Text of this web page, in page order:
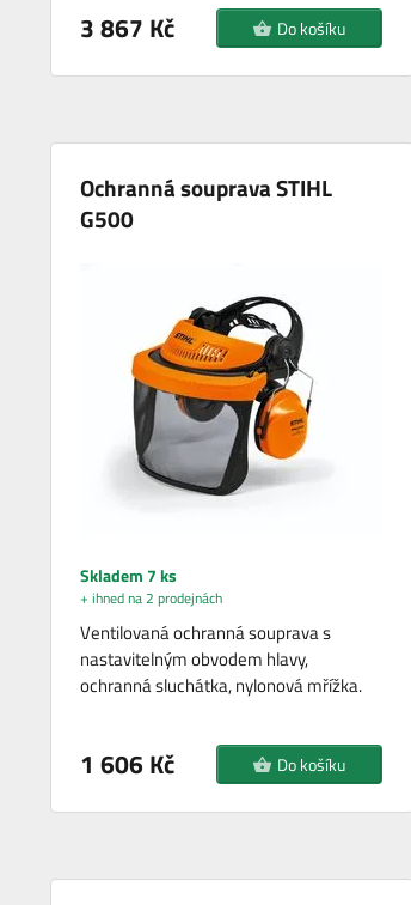
3 867 Kč Do košíku
Ochranná souprava STIHL
G500
Skladem 7 ks
+ ihned na 2 prodejnách
Ventilovaná ochranná souprava s
nastavitelným obvodem hlavy,
ochranná sluchátka, nylonová mřížka.
1 606 Kč Do košíku